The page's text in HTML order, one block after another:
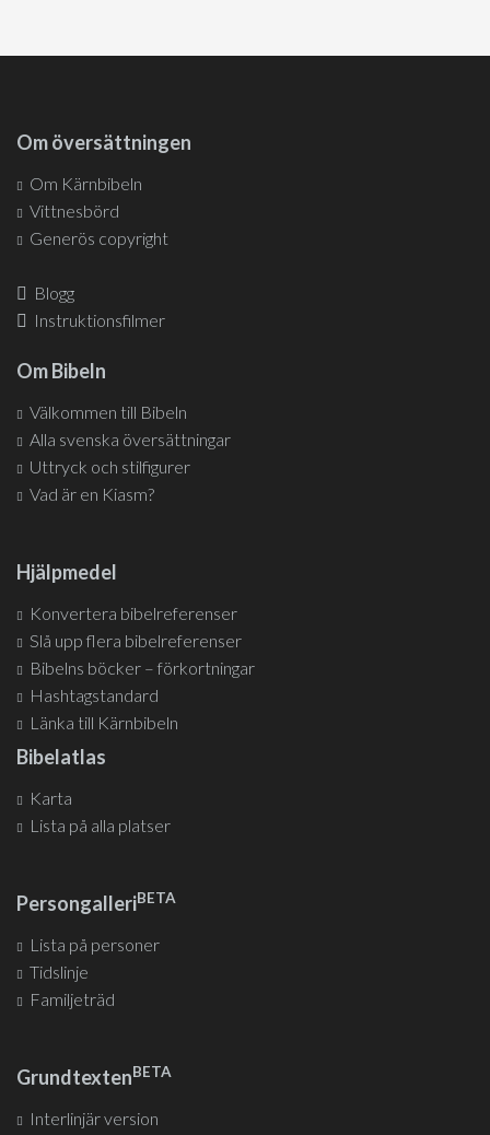
Om översättningen
Om Kärnbibeln
Vittnesbörd
Generös copyright
Blogg
Instruktionsfilmer
Om Bibeln
Välkommen till Bibeln
Alla svenska översättningar
Uttryck och stilfigurer
Vad är en Kiasm?
Hjälpmedel
Konvertera bibelreferenser
Slå upp flera bibelreferenser
Bibelns böcker – förkortningar
Hashtagstandard
Länka till Kärnbibeln
Bibelatlas
Karta
Lista på alla platser
PersongalleriBETA
Lista på personer
Tidslinje
Familjeträd
GrundtextenBETA
Interlinjär version